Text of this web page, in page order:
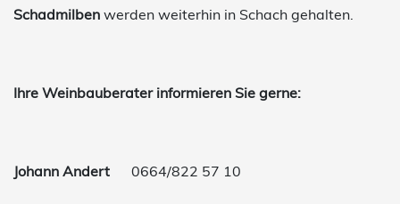
Schadmilben werden weiterhin in Schach gehalten.
Ihre Weinbauberater informieren Sie gerne:
Johann Andert 0664/822 57 10